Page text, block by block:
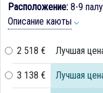
Расположение: 8-9
Описание каюты
2 518 € Лучшая
3 138 € Лучшая